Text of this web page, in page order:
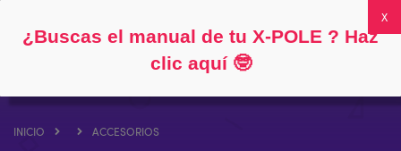
INICIO ACCESORIOS
¿Buscas el manual de tu X-POLE ? Haz
clic aquí🤓